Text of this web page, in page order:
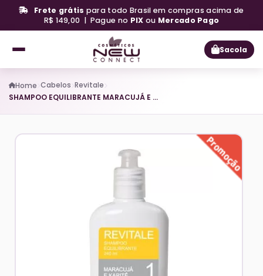
Frete grátis para todo Brasil em compras acima de
R$ 149,00 | Pague no PIX ou Mercado Pago
Sacola
Home Cabelos Revitale
SHAMPOO EQUILIBRANTE MARACUJÁ E KARITÉ